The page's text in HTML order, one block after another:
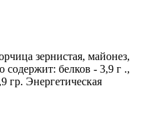
зернистая, майонез,
содержит: белков - 3,9 г .,
гр. Энергетическая